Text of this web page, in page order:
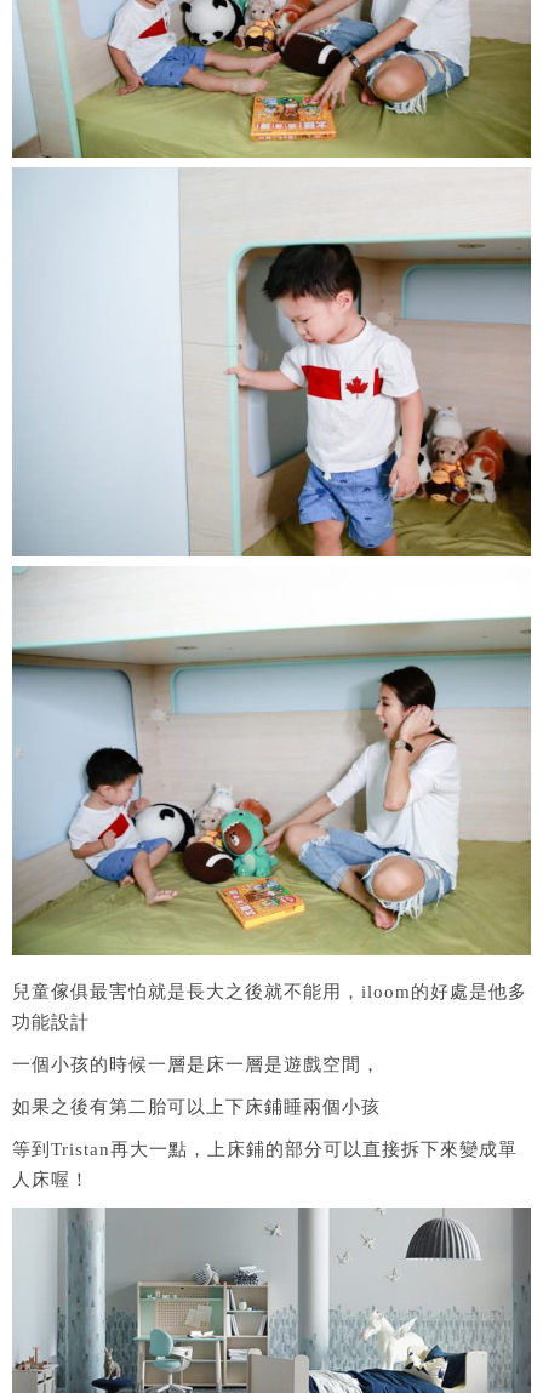
兒童傢俱最害怕就是長大之後就不能用，iloom的好處是他多
功能設計
一個小孩的時候一層是床一層是遊戲空間，
如果之後有第二胎可以上下床鋪睡兩個小孩
等到Tristan再大一點，上床鋪的部分可以直接拆下來變成單
人床喔！